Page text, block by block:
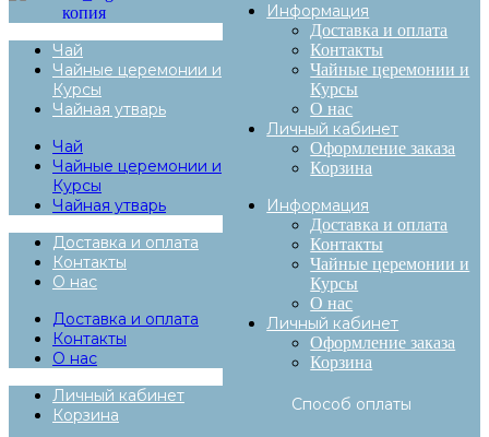
Чай
Чайные церемонии и
Курсы
Чайная утварь
Чай
Чайные церемонии и
Курсы
Чайная утварь
Доставка и оплата
Контакты
О нас
Доставка и оплата
Контакты
О нас
Личный кабинет
Корзина
Информация
Доставка и оплата
Контакты
Чайные церемонии и
Курсы
О нас
Личный кабинет
Оформление заказа
Корзина
Информация
Доставка и оплата
Контакты
Чайные церемонии и
Курсы
О нас
Личный кабинет
Оформление заказа
Корзина
Способ оплаты